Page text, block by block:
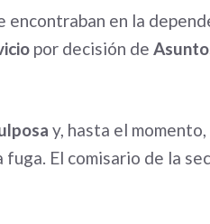
encontraban en la
por decisión de
y, hasta el
El comisario de la